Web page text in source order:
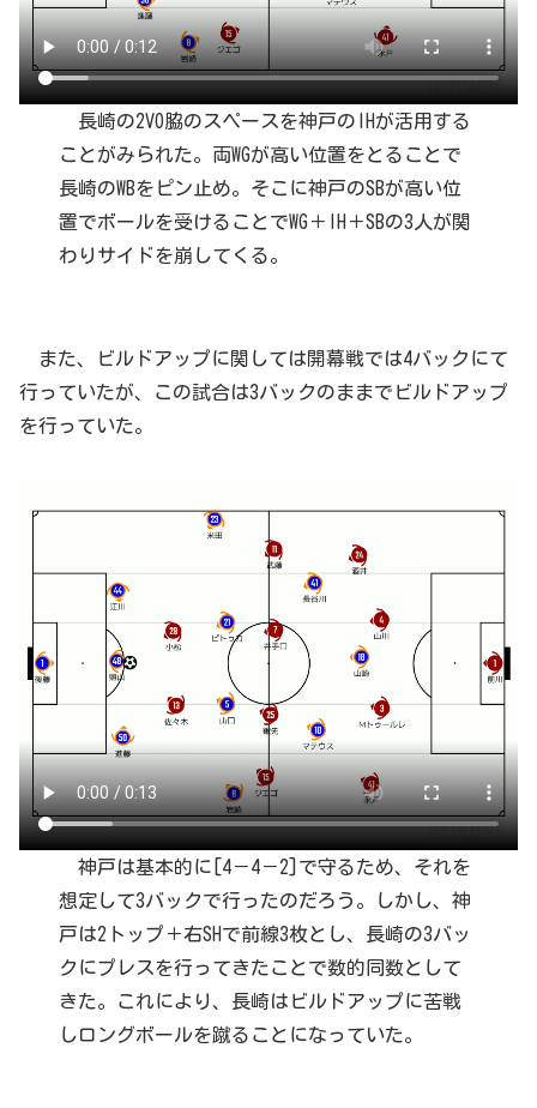
長崎の2VO脇のスペースを神戸のIHが活用する
ことがみられた。両WGが高い位置をとることで
長崎のWBをピン止め。そこに神戸のSBが高い位
置でボールを受けることでWG＋IH＋SBの3人が関
わりサイドを崩してくる。
また、ビルドアップに関しては開幕戦では4バックにて
行っていたが、この試合は3バックのままでビルドアップ
を行っていた。
神戸は基本的に[4－4－2]で守るため、それを
想定して3バックで行ったのだろう。しかし、神
戸は2トップ＋右SHで前線3枚とし、長崎の3バッ
クにプレスを行ってきたことで数的同数として
きた。これにより、長崎はビルドアップに苦戦
しロングボールを蹴ることになっていた。